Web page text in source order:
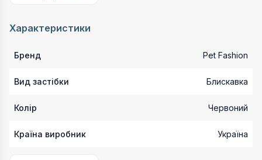
Характеристики
Бренд Pet Fashion
Вид застібки Блискавка
Колір Червоний
Країна виробник Україна